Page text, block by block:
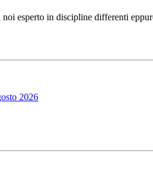
esperto in discipline differenti
2026